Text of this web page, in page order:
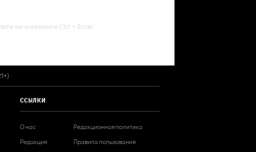
ее и нажмите Ctrl + Enter
ССЫЛКИ
О нас
Редакция
Редакционная политика
Правила пользования